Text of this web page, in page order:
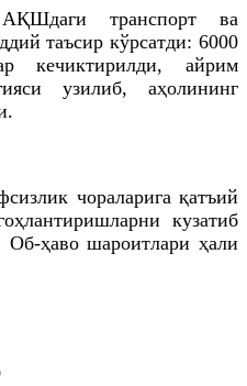
транспорт ва
таъсир кўрсатди: 6000
кечиктирилди, айрим
узилиб, аҳолининг
чораларига қатъий
кузатиб
ҳаво шароитлари ҳали